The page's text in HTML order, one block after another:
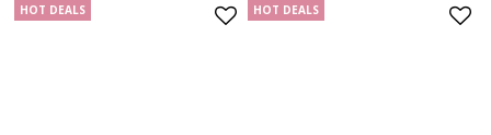
HOT DEALS HOT DEALS